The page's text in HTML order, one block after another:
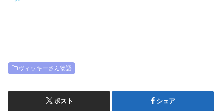
ヴィッキーさん物語
ポスト シェア